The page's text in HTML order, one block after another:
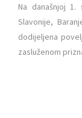
Na današnjoj 1.
Slavonije,
dodijeljena
zasluženom